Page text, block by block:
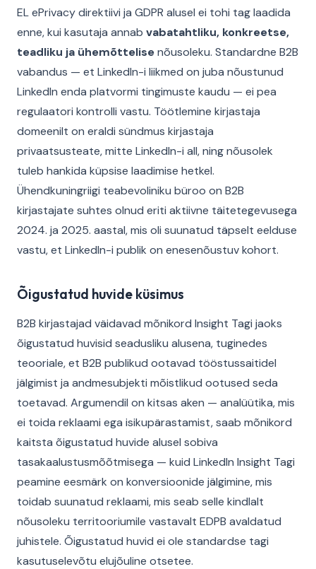
EL ePrivacy direktiivi ja GDPR alusel ei tohi tag laadida
enne, kui kasutaja annab vabatahtliku, konkreetse,
teadliku ja ühemõttelisenõusoleku. Standardne B2B
vabandus — et LinkedIn-i liikmed on juba nõustunud
LinkedIn enda platvormi tingimuste kaudu — ei pea
regulaatori kontrolli vastu. Töötlemine kirjastaja
domeenilt on eraldi sündmus kirjastaja
privaatsusteate, mitte LinkedIn-i all, ning nõusolek
tuleb hankida küpsise laadimise hetkel.
Ühendkuningriigi teabevoliniku büroo on B2B
kirjastajate suhtes olnud eriti aktiivne täitetegevusega
2024. ja 2025. aastal, mis oli suunatud täpselt eelduse
vastu, et LinkedIn-i publik on enesenõustuv kohort.
Õigustatud huvide küsimus
B2B kirjastajad väidavad mõnikord Insight Tagi jaoks
õigustatud huvisid seadusliku alusena, tuginedes
teooriale, et B2B publikud ootavad tööstussaitidel
jälgimist ja andmesubjekti mõistlikud ootused seda
toetavad. Argumendil on kitsas aken — analüütika, mis
ei toida reklaami ega isikupärastamist, saab mõnikord
kaitsta õigustatud huvide alusel sobiva
tasakaalustusmõõtmisega — kuid LinkedIn Insight Tagi
peamine eesmärk on konversioonide jälgimine, mis
toidab suunatud reklaami, mis seab selle kindlalt
nõusoleku territooriumile vastavalt EDPB avaldatud
juhistele. Õigustatud huvid ei ole standardse tagi
kasutuselevõtu elujõuline otsetee.